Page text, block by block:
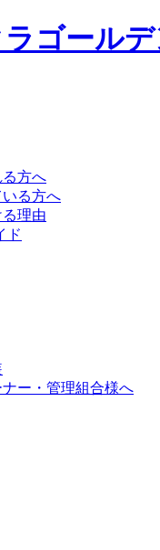
方へ
る方へ
理由
ド
ー・管理組合様へ